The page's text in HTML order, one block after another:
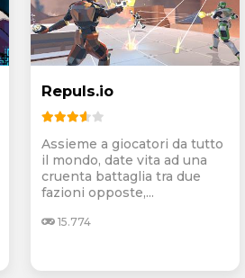
Repuls.io
Assieme a giocatori da tutto
il mondo, date vita ad una
cruenta battaglia tra due
fazioni opposte,...
15.774